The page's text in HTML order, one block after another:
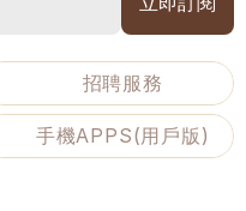
招聘服務
手機APPS(用戶版)